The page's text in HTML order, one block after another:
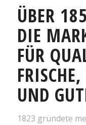
ÜBER
DIE
FÜR
UND
1823 gründete